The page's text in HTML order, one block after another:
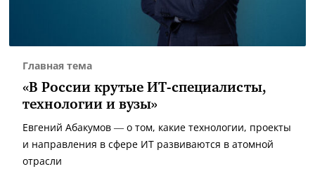
Главная тема
«В России крутые ИТ-специалисты,
технологии и вузы»
Евгений Абакумов — о том, какие технологии, проекты
и направления в сфере ИТ развиваются в атомной
отрасли